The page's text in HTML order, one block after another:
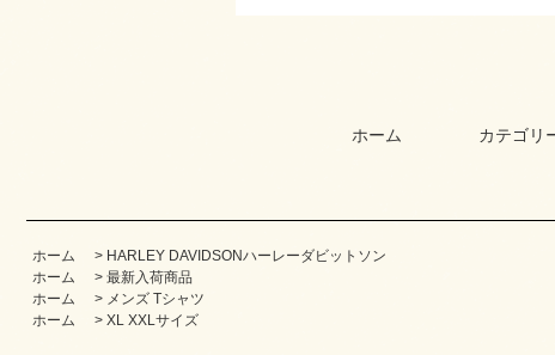
ホーム カテゴリ
ホーム > HARLEY DAVIDSONハーレーダビットソン
ホーム
> 最新入荷商品
ホーム
> メンズ Tシャツ
ホーム
> XL XXLサイズ